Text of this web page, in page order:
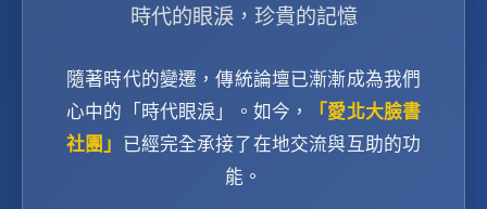
時代的眼淚，珍貴的記憶
隨著時代的變遷，傳統論壇已漸漸成為我們
心中的「時代眼淚」。如今，
「愛北大臉書
社團」 已經完全承接了在地交流與互助的功
能。